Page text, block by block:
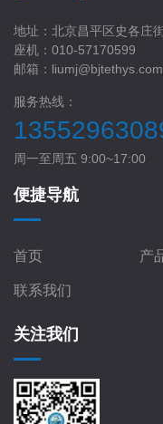
地址：北京昌平区史各庄
座机：010-57170599
邮箱：liumj@bjtethys.com
服务热线：
周一至周五 9:00~17:00
便捷导航
首页 产
联系我们
关注我们